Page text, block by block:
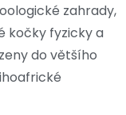
zahrady,
kočky fyzicky a
do většího